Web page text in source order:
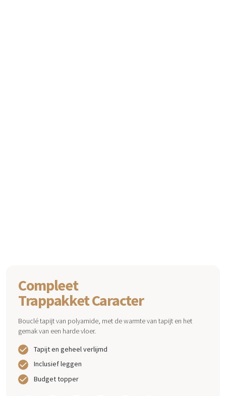
Compleet
TrappakketCaracter
Bouclé tapijt van polyamide, met de warmte van tapijt en het
gemak van een harde vloer.
Tapijt en geheel verlijmd
Inclusief leggen
Budget topper